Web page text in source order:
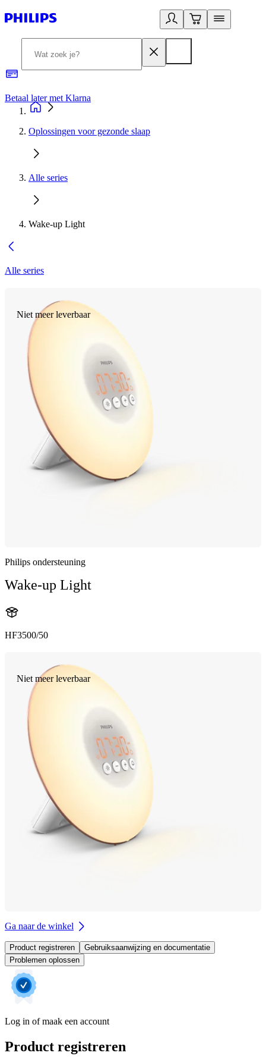
Betaal later met Klarna
Oplossingen voor gezonde slaap
Alle series
Wake-up Light
Alle series
Niet meer leverbaar
Philips ondersteuning
Wake-up Light
HF3500/50
Niet meer leverbaar
Ga naar de winkel
Product registreren
Gebruiksaanwijzing en documentatie
Problemen oplossen
Log in of maak een account
Product registreren